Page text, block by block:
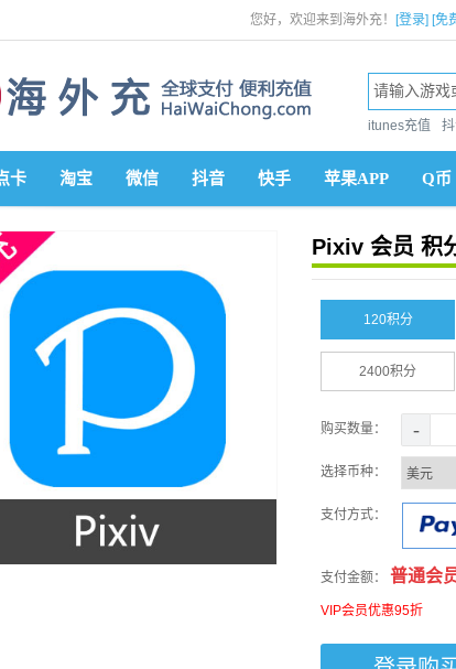
您好，欢迎来到海外充！ [登录] [免
itunes充值
卡 淘宝 微信 抖音 快手 苹果APP Q币
Pixiv 会员 积
120积分
2400积分
购买数量： -
选择币种：
支付方式：
支付金额： 普通会
VIP会员优惠95折